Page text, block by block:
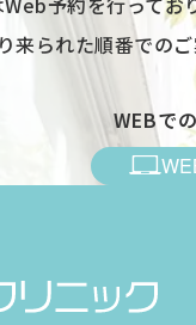
来られた順番での
WEBで